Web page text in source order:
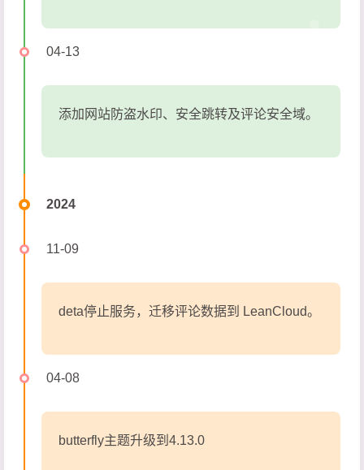
04-13
添加网站防盗水印、安全跳转及评论安全域。
2024
11-09
deta停止服务，迁移评论数据到 LeanCloud。
04-08
butterfly主题升级到4.13.0